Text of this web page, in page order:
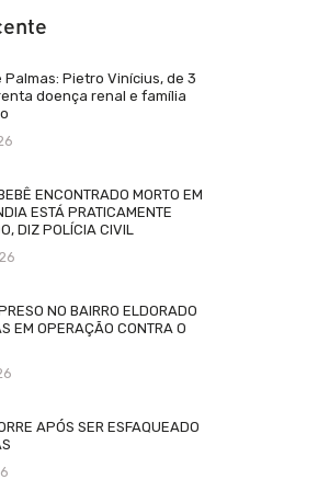
Palmas: Pietro Vinícius, de 3
doença renal e família
ENCONTRADO MORTO EM
ESTÁ PRATICAMENTE
DIZ POLÍCIA CIVIL
NO BAIRRO ELDORADO
EM OPERAÇÃO CONTRA O
APÓS SER ESFAQUEADO